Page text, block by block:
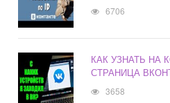
6706
КАК УЗНАТЬ НА
СТРАНИЦА
3658